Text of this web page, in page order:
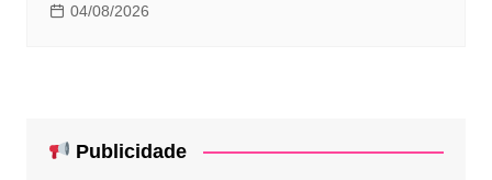
04/08/2026
Publicidade